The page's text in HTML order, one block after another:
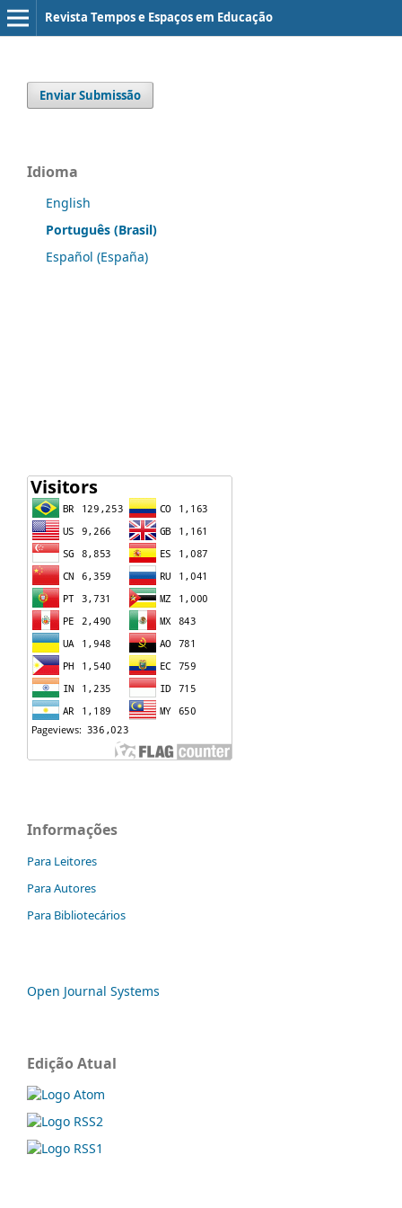
Revista Tempos e Espaços em Educação
Enviar Submissão
Idioma
English
Português (Brasil)
Español (España)
Informações
Para Leitores
Para Autores
Para Bibliotecários
Open Journal Systems
Edição Atual